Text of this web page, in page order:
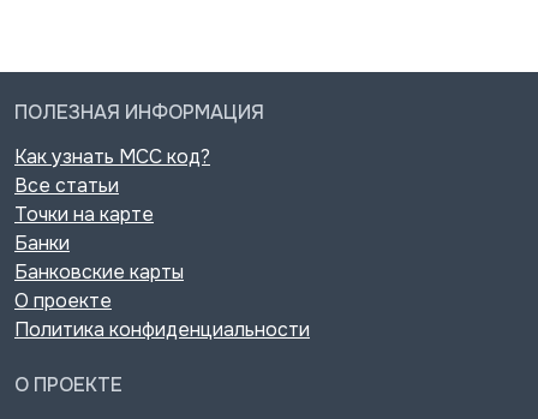
ПОЛЕЗНАЯ ИНФОРМАЦИЯ
Как узнать MCC код?
Все статьи
Точки на карте
Банки
Банковские карты
О проекте
Политика конфиденциальности
О ПРОЕКТЕ